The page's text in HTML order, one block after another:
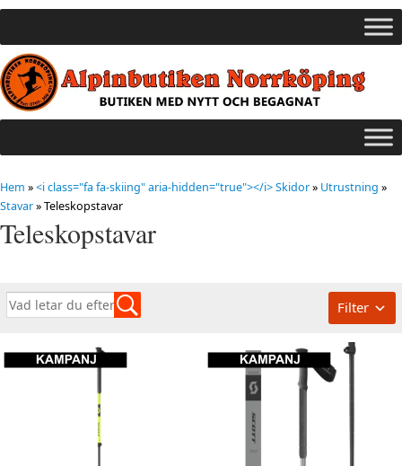
Hem »<i class="fa fa-skiing" aria-hidden="true"></i> Skidor» Utrustning »
Stavar»Teleskopstavar
Teleskopstavar
Filter